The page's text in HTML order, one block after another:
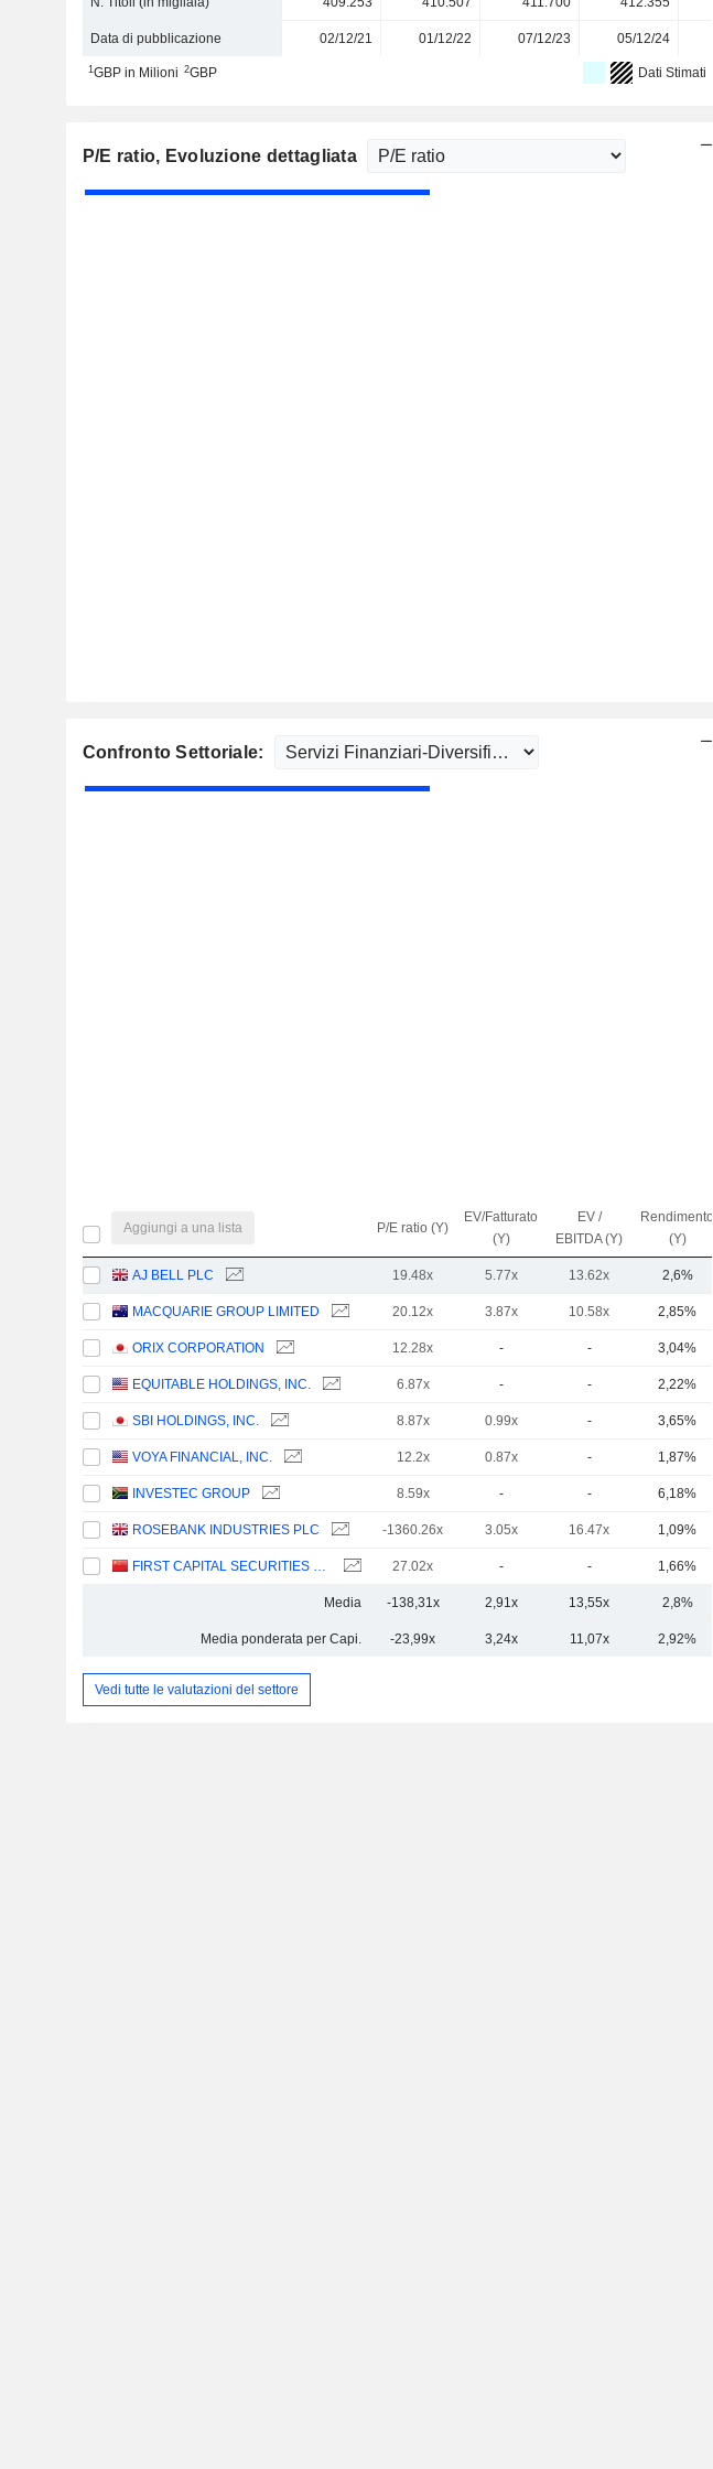
Data di pubblicazione 02/12/21 01/12/22 07/12/23 05/12/24
1GBP in Milioni 2GBP Dati Stimati
P/E ratio, Evoluzione dettagliata
Confronto Settoriale:
Aggiungi a una lista P/E ratio (Y)
EV/Fatturato
(Y)
EV /
EBITDA (Y)
Rendimento
(Y)
AJ BELL PLC 19.48x 5.77x 13.62x 2,6%
MACQUARIE GROUP LIMITED 20.12x 3.87x 10.58x 2,85%
ORIX CORPORATION 12.28x - - 3,04%
EQUITABLE HOLDINGS, INC. 6.87x - - 2,22%
SBI HOLDINGS, INC. 8.87x 0.99x - 3,65%
VOYA FINANCIAL, INC. 12.2x 0.87x - 1,87%
INVESTEC GROUP 8.59x - - 6,18%
ROSEBANK INDUSTRIES PLC -1360.26x 3.05x 16.47x 1,09%
FIRST CAPITAL SECURITIES CO., LTD. 27.02x - - 1,66%
Media -138,31x 2,91x 13,55x 2,8%
Media ponderata per Capi. -23,99x 3,24x 11,07x 2,92%
Vedi tutte le valutazioni del settore